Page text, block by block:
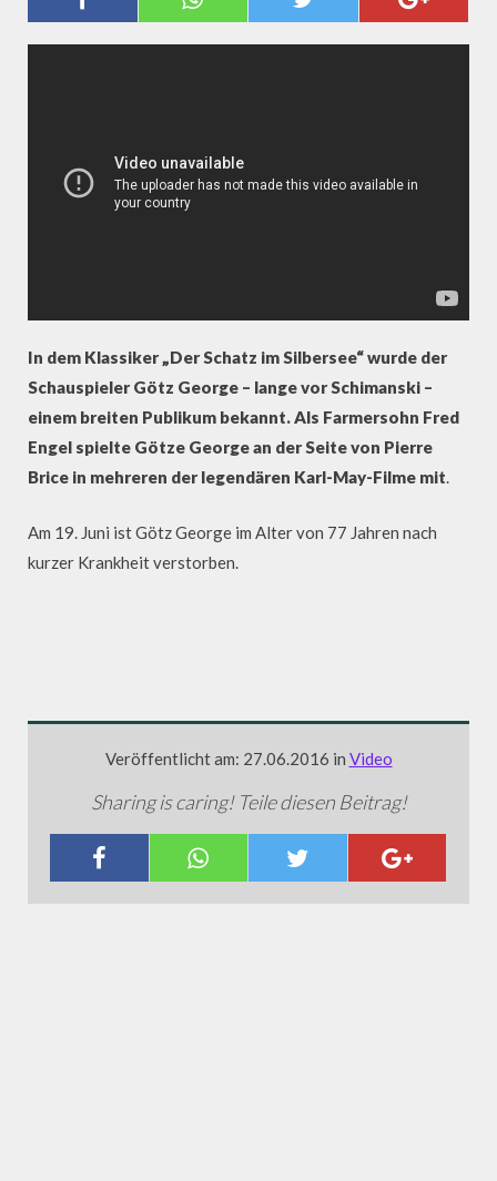
IM SILBERSEE"
In dem Klassiker „Der Schatz im Silbersee“ wurde der
Schauspieler Götz George – lange vor Schimanski –
einem breiten Publikum bekannt. Als Farmersohn Fred
Engel spielte Götze George an der Seite von Pierre
Brice in mehreren der legendären Karl-May-Filme mit.
Am 19. Juni ist Götz George im Alter von 77 Jahren nach
kurzer Krankheit verstorben.
Veröffentlicht am: 27.06.2016 in Video
Sharing is caring! Teile diesen Beitrag!